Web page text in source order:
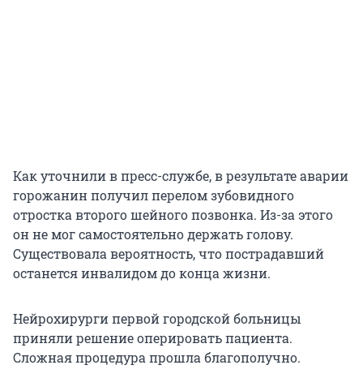
Как уточнили в пресс-службе, в результате аварии
горожанин получил перелом зубовидного
отростка второго шейного позвонка. Из-за этого
он не мог самостоятельно держать голову.
Существовала вероятность, что пострадавший
останется инвалидом до конца жизни.
Нейрохирурги первой городской больницы
приняли решение оперировать пациента.
Сложная процедура прошла благополучно.